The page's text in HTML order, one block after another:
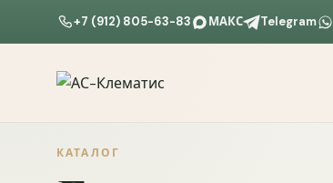
+7 (912) 805-63-83 МАКС Telegram
КАТАЛОГ